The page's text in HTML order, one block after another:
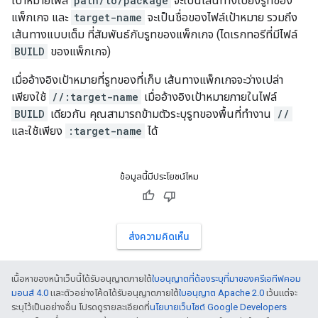
แพ็กเกจ และ target-name จะเป็นชื่อของไฟล์เป้าหมาย รวมถึง
เส้นทางแบบเต็ม ที่สัมพันธ์กับรูทของแพ็กเกจ (ไดเรกทอรีที่มีไฟล์
BUILD ของแพ็กเกจ)
เมื่ออ้างอิงเป้าหมายที่รูทของที่เก็บ เส้นทางแพ็กเกจจะว่างเปล่า
เพียงใช้ //:target-name เมื่ออ้างอิงเป้าหมายภายในไฟล์
BUILD เดียวกัน คุณสามารถข้ามตัวระบุรูทของพื้นที่ทำงาน //
และใช้เพียง
:target-name ได้
ข้อมูลนี้มีประโยชน์ไหม
ส่งความคิดเห็น
เนื้อหาของหน้าเว็บนี้ได้รับอนุญาตภายใต้ใบอนุญาตที่ต้องระบุที่มาของครีเอทีฟคอม
มอนส์ 4.0 และตัวอย่างโค้ดได้รับอนุญาตภายใต้ใบอนุญาต Apache 2.0 เว้นแต่จะ
ระบุไว้เป็นอย่างอื่น โปรดดูรายละเอียดที่นโยบายเว็บไซต์ Google Developers